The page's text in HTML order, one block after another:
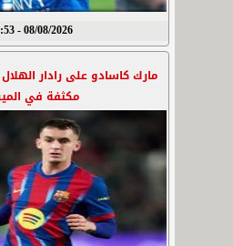
08/08/2026 - 1:53 م
مارك كاسادو على رادار
مكثفة في